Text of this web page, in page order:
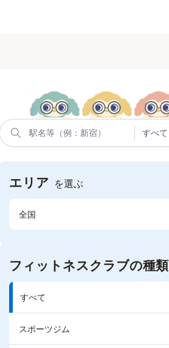
エリア を選ぶ
全国
フィットネスクラブの種類
すべて
スポーツジム